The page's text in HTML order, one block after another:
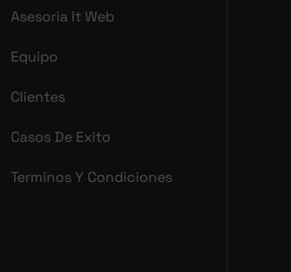
Asesoria It Web
Equipo
Clientes
Casos De Exito
Terminos Y Condiciones